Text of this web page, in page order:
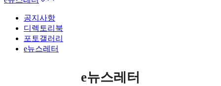
공지사항
디렉토리북
포토갤러리
e뉴스레터
e뉴스레터